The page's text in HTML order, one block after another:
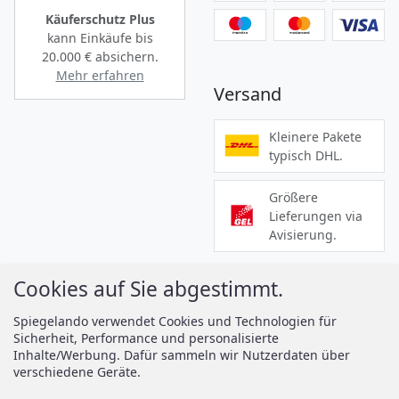
Käuferschutz Plus
kann Einkäufe bis
20.000 €absichern.
Mehr erfahren
Versand
Kleinere Pakete
typisch DHL.
Größere
Lieferungen via
Avisierung.
Informationen
Zahlung
Versand
Services
Montageanleitungen
Cookies auf Sie abgestimmt.
Spiegelando verwendet Cookies und Technologien für
Sicherheit, Performance und personalisierte
Inhalte/Werbung. Dafür sammeln wir Nutzerdaten über
verschiedene Geräte.